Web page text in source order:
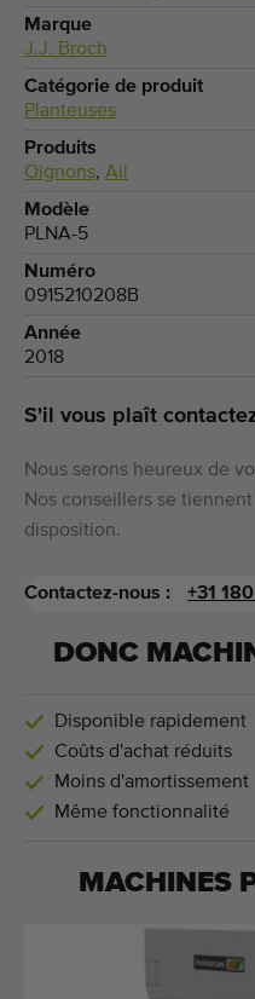
Marque
J.J. Broch
Catégorie de produit
Planteuses
Produits
Oignons, Ail
Modèle
PLNA-5
Numéro
0915210208B
Année
2018
S'il vous plaît
Nous serons heureux de
Nos conseillers se
disposition.
Contactez-nous : +31
DONC
Disponible rapidement
Coûts d'achat réduits
Moins d'amortissement
Même fonctionnalité
MACHINES